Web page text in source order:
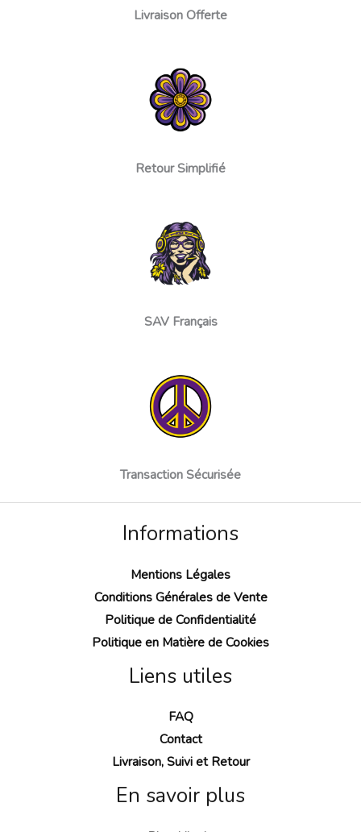
Livraison Offerte
Retour Simplifié
SAV Français
Transaction Sécurisée
Informations
Mentions Légales
Conditions Générales de Vente
Politique de Confidentialité
Politique en Matière de Cookies
Liens utiles
FAQ
Contact
Livraison, Suivi et Retour
En savoir plus